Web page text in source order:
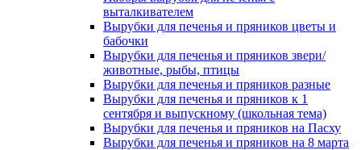
выталкивателем
Вырубки для печенья и пряников цветы и
бабочки
Вырубки для печенья и пряников звери/
животные, рыбы, птицы
Вырубки для печенья и пряников разные
Вырубки для печенья и пряников к 1
сентября и выпускному (школьная тема)
Вырубки для печенья и пряников на Пасху
Вырубки для печенья и пряников на 8 марта